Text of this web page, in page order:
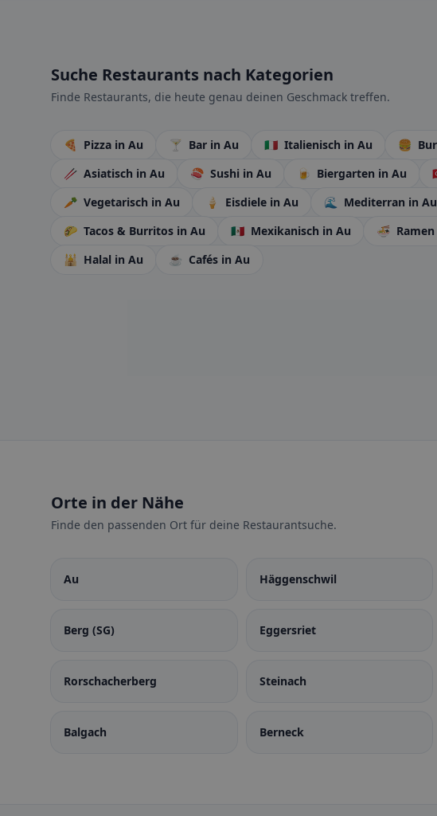
Suche Restaurants nach Kategorien
Finde Restaurants, die heute genau deinen Geschmack treffen.
🍕 Pizza in Au 🍸 Bar in Au 🇮🇹 Italienisch in Au 🍔
🥢 Asiatisch in Au 🍣 Sushi in Au 🍺 Biergarten in Au
🥕 Vegetarisch in Au 🍦 Eisdiele in Au 🌊 Mediterran in Au
🌮 Tacos & Burritos in Au 🇲🇽 Mexikanisch in Au 🍜 Ramen
🕌 Halal in Au ☕ Cafés in Au
Orte in der Nähe
Finde den passenden Ort für deine Restaurantsuche.
Au Häggenschwil
Berg (SG) Eggersriet
Rorschacherberg Steinach
Balgach Berneck